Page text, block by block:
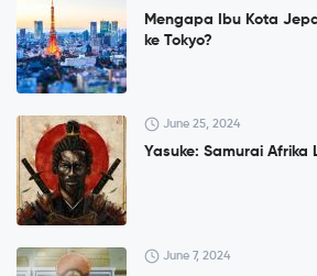
Mengapa Ibu Kota
ke Tokyo?
June 25, 2024
Yasuke: Samurai
June 7, 2024